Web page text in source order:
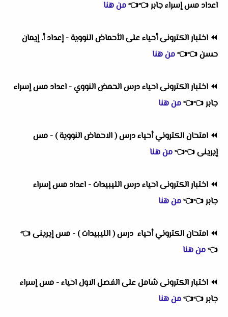
اعداد مس إسراء جابر👈
👈من هنا
⏪ اختبار الكترونى أحياء على الأحماض النووية - إعداد أ. إيمان
حسن👈
👈من هنا
⏪ اختبار الكترونى احياء درس الحمض النووي - اعداد مس إسراء
جابر👈
👈من هنا
⏪ امتحان الكتروني أحياء درس ( الاحماض النووية ) - مس
إيرينى👈
👈من هنا
⏪ اختبار الكترونى احياء درس الليبيدات - اعداد مس إسراء
جابر👈
👈من هنا
⏪ امتحان الكتروني أحياء درس ( الليبيدات ) - مس إيرينى👈
👈من هنا
⏪ اختبار الكترونى شامل على الفصل الاول احياء - مس إسراء
جابر👈
👈من هنا